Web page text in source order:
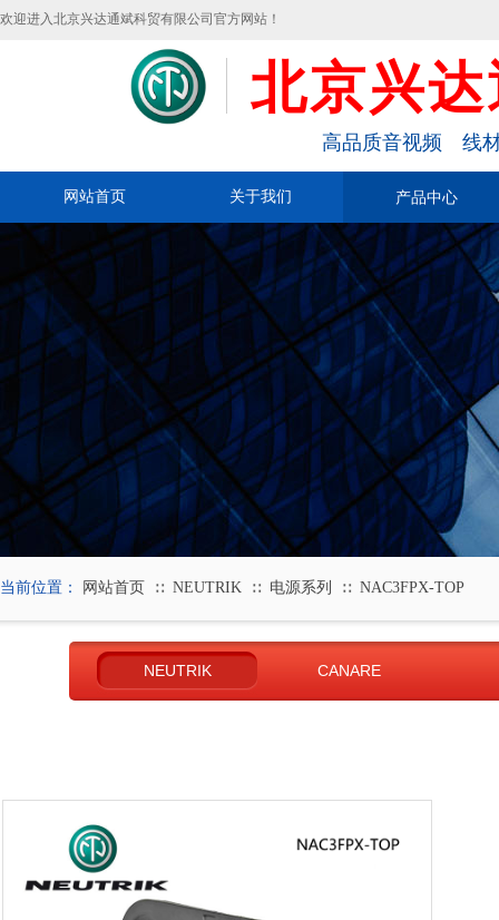
欢迎进入北京兴达通斌科贸有限公司官方网站！
北京兴
高品质音视频 线
网站首页 关于我们 产品中心
当前位置： 网站首页 ∷ NEUTRIK ∷ 电源系列 ∷ NAC3FPX-TOP
NEUTRIK CANARE